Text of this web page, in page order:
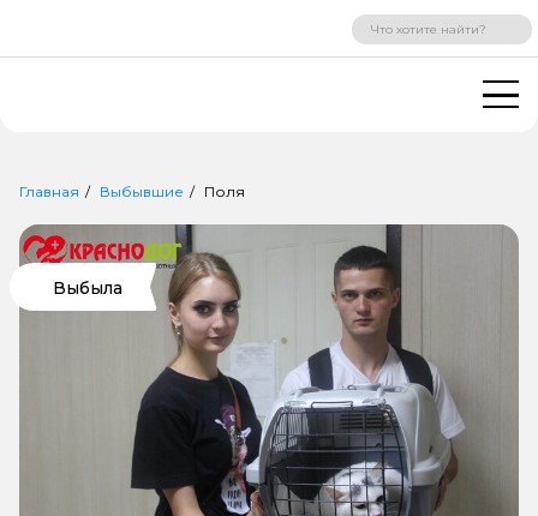
ВХОД РЕГИСТРАЦИЯ
Главная Выбывшие Поля
Выбыла